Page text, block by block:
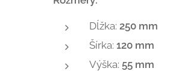
Dĺžka:250 mm
Šírka:120 mm
Výška: 55 mm